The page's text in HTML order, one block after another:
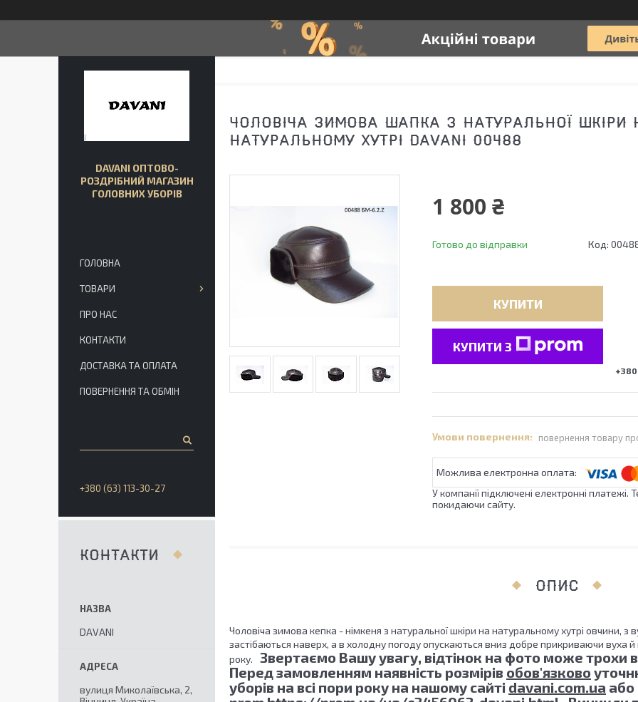
ЧОЛОВІЧА ЗИМОВА ШАПКА З НАТУРАЛЬНОЇ ШКІРИ
НАТУРАЛЬНОМУ ХУТРІ DAVANI 00488
1 800 ₴
Готово до відправки Код:
КУПИТИ
КУПИТИ З
повернення товару
У компанії підключені електронні
покидаючи сайту.
ОПИС
Чоловіча зимова кепка - німкеня з натуральної шкіри на натуральному хутрі овчини,
застібаються наверх, а в холодну погоду опускаються вниз добре прикриваючи
року.
Звертаємо Вашу увагу, відтінок на фото може трохи
Перед замовленням наявність розмірів обов'язково
уборів на всі пори року на нашому сайті davani.com.ua або
DAVANI ОПТОВО-
РОЗДРІБНИЙ МАГАЗИН
ГОЛОВНИХ УБОРІВ
ГОЛОВНА
ТОВАРИ
ПРО НАС
КОНТАКТИ
ДОСТАВКА ТА ОПЛАТА
ПОВЕРНЕННЯ ТА ОБМІН
+380 (63) 113-30-27
КОНТАКТИ
DAVANI
вулиця Миколаївська, 2,